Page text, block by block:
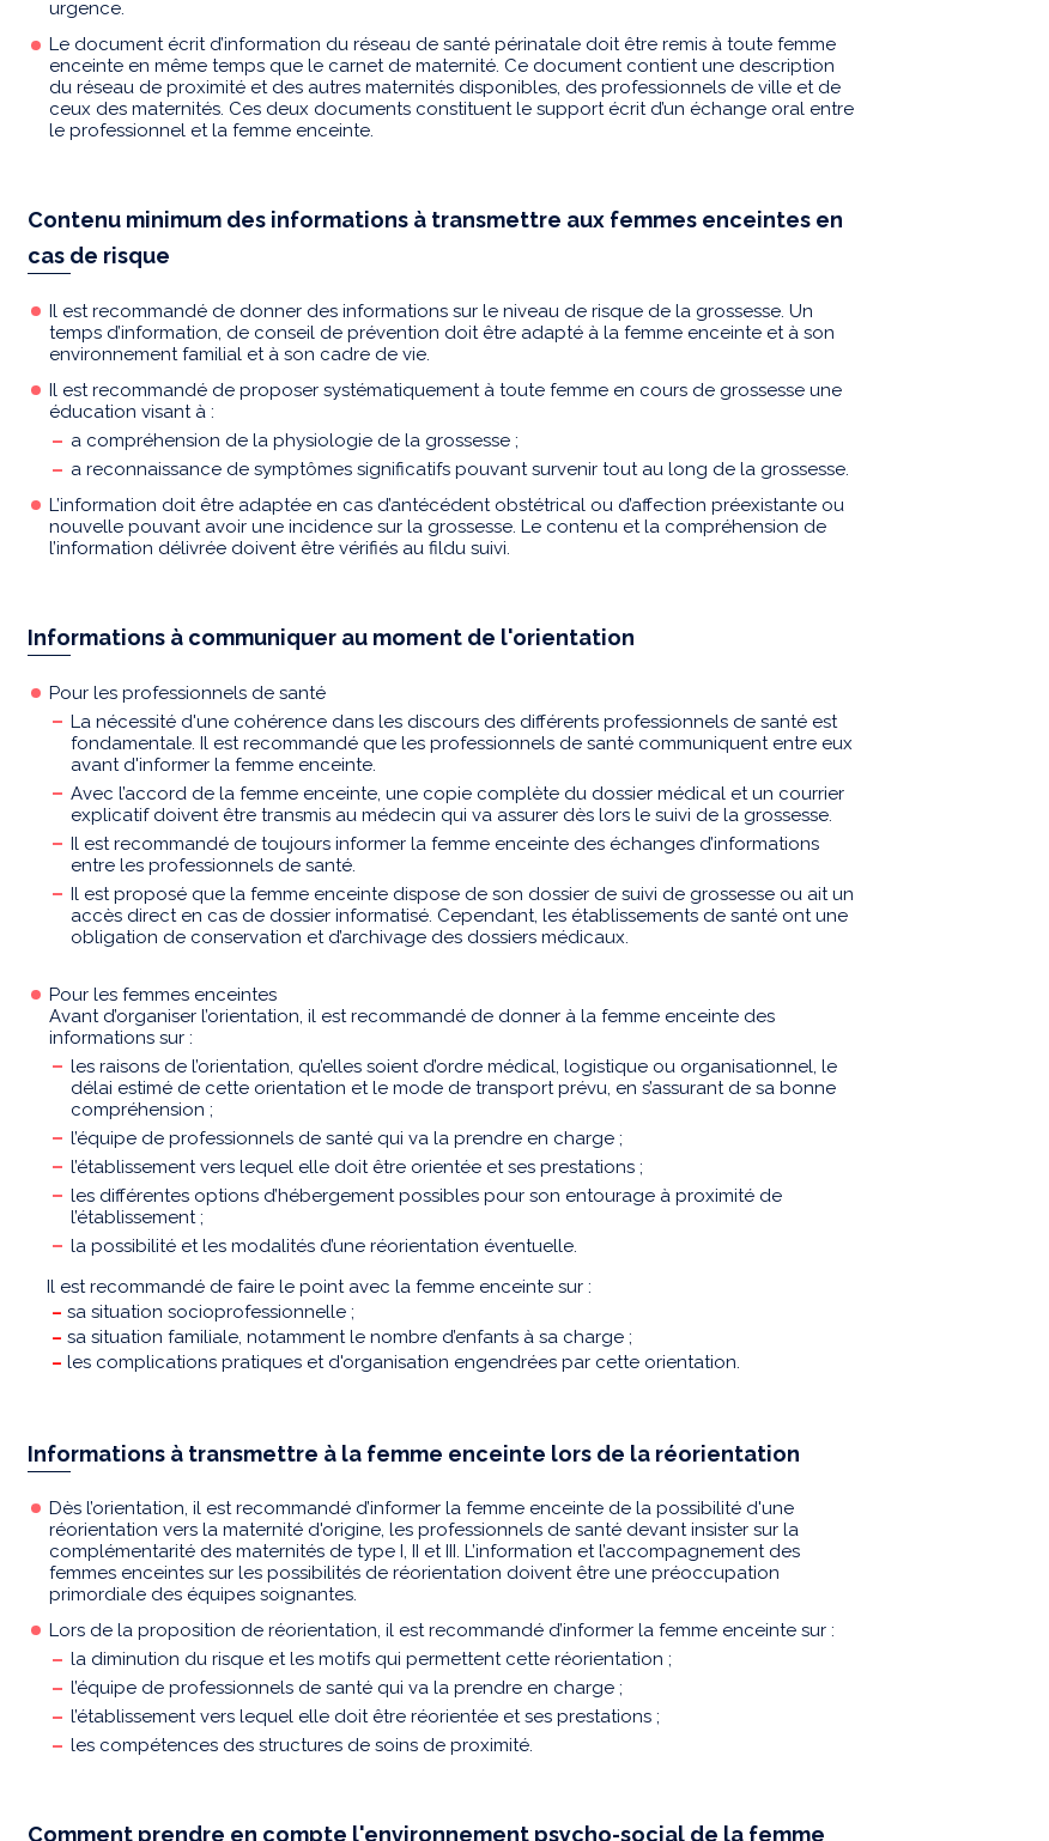
urgence.
Le document écrit d’information du réseau de santé périnatale doit être remis à toute femme
enceinte en même temps que le carnet de maternité. Ce document contient une description
du réseau de proximité et des autres maternités disponibles, des professionnels de ville et de
ceux des maternités. Ces deux documents constituent le support écrit d’un échange oral entre
le professionnel et la femme enceinte.
Contenu minimum des informations à transmettre aux femmes enceintes en
cas de risque
Il est recommandé de donner des informations sur le niveau de risque de la grossesse. Un
temps d’information, de conseil de prévention doit être adapté à la femme enceinte et à son
environnement familial et à son cadre de vie.
Il est recommandé de proposer systématiquement à toute femme en cours de grossesse une
éducation visant à :
a compréhension de la physiologie de la grossesse ;
a reconnaissance de symptômes significatifs pouvant survenir tout au long de la grossesse.
L’information doit être adaptée en cas d’antécédent obstétrical ou d’affection préexistante ou
nouvelle pouvant avoir une incidence sur la grossesse. Le contenu et la compréhension de
l’information délivrée doivent être vérifiés au fildu suivi.
Informations à communiquer au moment de l'orientation
Pour les professionnels de santé
La nécessité d'une cohérence dans les discours des différents professionnels de santé est
fondamentale. Il est recommandé que les professionnels de santé communiquent entre eux
avant d'informer la femme enceinte.
Avec l’accord de la femme enceinte, une copie complète du dossier médical et un courrier
explicatif doivent être transmis au médecin qui va assurer dès lors le suivi de la grossesse.
Il est recommandé de toujours informer la femme enceinte des échanges d’informations
entre les professionnels de santé.
Il est proposé que la femme enceinte dispose de son dossier de suivi de grossesse ou ait un
accès direct en cas de dossier informatisé. Cependant, les établissements de santé ont une
obligation de conservation et d’archivage des dossiers médicaux.
Pour les femmes enceintes
Avant d’organiser l’orientation, il est recommandé de donner à la femme enceinte des
informations sur :
les raisons de l’orientation, qu’elles soient d’ordre médical, logistique ou organisationnel, le
délai estimé de cette orientation et le mode de transport prévu, en s’assurant de sa bonne
compréhension ;
l’équipe de professionnels de santé qui va la prendre en charge ;
l’établissement vers lequel elle doit être orientée et ses prestations ;
les différentes options d’hébergement possibles pour son entourage à proximité de
l’établissement ;
la possibilité et les modalités d’une réorientation éventuelle.
Il est recommandé de faire le point avec la femme enceinte sur :
– sa situation socioprofessionnelle ;
– sa situation familiale, notamment le nombre d’enfants à sa charge ;
– les complications pratiques et d'organisation engendrées par cette orientation.
Informations à transmettre à la femme enceinte lors de la réorientation
Dès l’orientation, il est recommandé d’informer la femme enceinte de la possibilité d'une
réorientation vers la maternité d'origine, les professionnels de santé devant insister sur la
complémentarité des maternités de type I, II et III. L’information et l’accompagnement des
femmes enceintes sur les possibilités de réorientation doivent être une préoccupation
primordiale des équipes soignantes.
Lors de la proposition de réorientation, il est recommandé d’informer la femme enceinte sur :
la diminution du risque et les motifs qui permettent cette réorientation ;
l’équipe de professionnels de santé qui va la prendre en charge ;
l’établissement vers lequel elle doit être réorientée et ses prestations ;
les compétences des structures de soins de proximité.
Comment prendre en compte l'environnement psycho-social de la femme